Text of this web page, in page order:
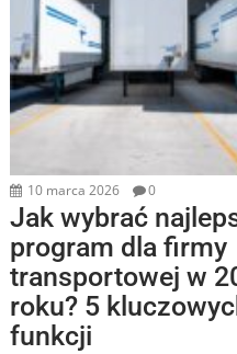
10 marca 2026 0
Jak wybrać
program dla firmy
transportowej w
roku? 5
funkcji